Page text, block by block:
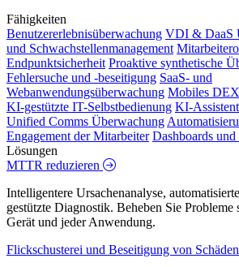
Fähigkeiten
Benutzererlebnisüberwachung VDI & DaaS
und Schwachstellenmanagement
Endpunktsicherheit Proaktive synthetische
Fehlersuche und -beseitigung SaaS- und
Webanwendungsüberwachung Mobiles DEX
KI-gestützte IT-Selbstbedienung KI-Assistent
Unified Comms Überwachung
Engagement der Mitarbeiter Dashboards
Lösungen
MTTR reduzieren
Intelligentere Ursachenanalyse,
gestützte Diagnostik. Beheben Sie Probleme
Gerät und jeder Anwendung.
Flickschusterei und Beseitigung von Schäden